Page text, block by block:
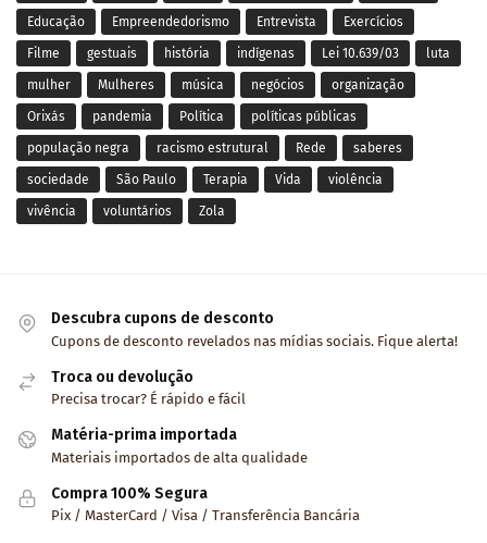
Educação Empreendedorismo Entrevista Exercícios
Filme gestuais história indígenas Lei 10.639/03 luta
mulher Mulheres música negócios organização
Orixás pandemia Política políticas públicas
população negra racismo estrutural Rede saberes
sociedade São Paulo Terapia Vida violência
vivência voluntários Zola
Descubra cupons de desconto
Cupons de desconto revelados nas mídias sociais. Fique alerta!
Troca ou devolução
Precisa trocar? É rápido e fácil
Matéria-prima importada
Materiais importados de alta qualidade
Compra 100% Segura
Pix / MasterCard / Visa / Transferência Bancária